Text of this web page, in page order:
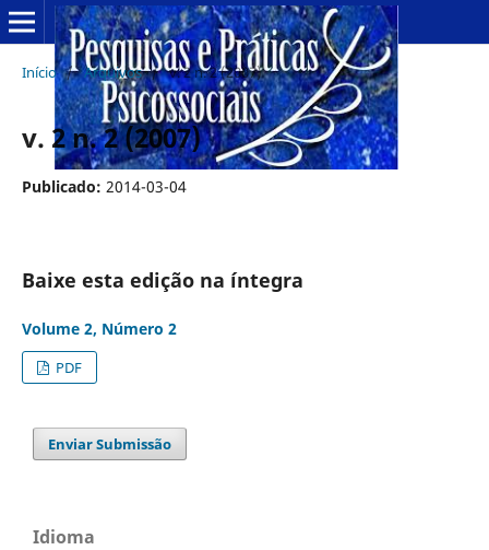
Início / Arquivos / v. 2 n. 2 (2007)
v. 2 n. 2 (2007)
Publicado: 2014-03-04
Baixe esta edição na íntegra
Volume 2, Número 2
PDF
Enviar Submissão
Idioma